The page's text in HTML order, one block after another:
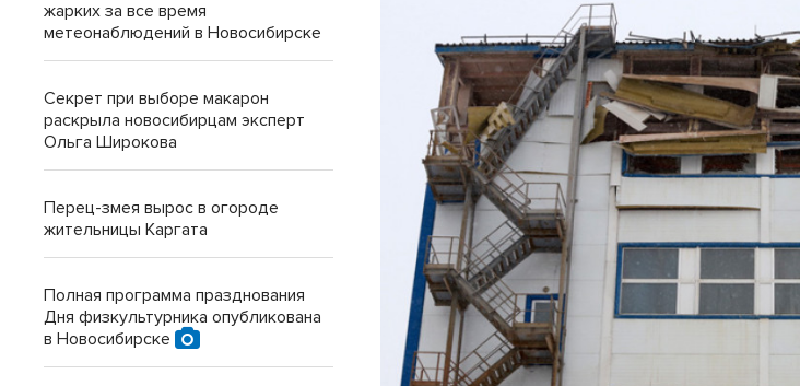
жарких за все время
метеонаблюдений в Новосибирске
Секрет при выборе макарон
раскрыла новосибирцам эксперт
Ольга Широкова
Перец-змея вырос в огороде
жительницы Каргата
Полная программа празднования
Дня физкультурника опубликована
в Новосибирске